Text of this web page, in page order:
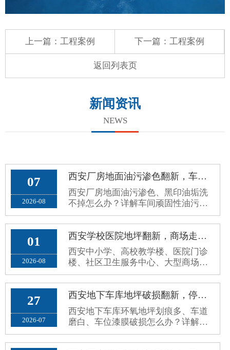
上一篇： 工程案例 下一篇： 工程案例
返回列表页
新闻资讯
NEWS
07
2026-08
西安厂房地面油污渗色翻新，车间环氧地面黑印油垢洗不掉处理方案
西安厂房地面油污渗色、黑印油垢洗
不掉怎么办？详解车间顽固性油污成
因、翻新误区与耐油封闭根治施工方
案。
01
2026-08
西安学校医院地坪翻新，商场走廊公共区域环保防滑环氧地坪施工方案
西安中小学、高校教学楼、医院门诊
楼、社区卫生服务中心、大型商场超
市、写字楼公共走廊，属于高人流、
高频走动、全天候开放的公共区域。
原有普通水泥地面、老旧地砖、普通
环氧地面，使用久了容易出现地面起
砂起灰、划痕发黑、空鼓脱落、地面
打滑、污渍渗透、接缝藏污、颜色老
27
2026-07
西安地下车库地坪破损翻新，停车场环氧地面车轮划痕、起灰病害处理方案
西安地下车库环氧地坪划痕多、车道
磨白、车位漆膜破损怎么办？详解停
车场地坪病害成因、修补误区与分区
耐磨翻新施工方案。